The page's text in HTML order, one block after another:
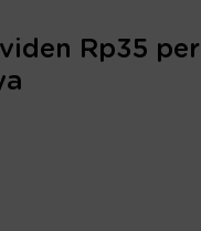
Rp35 per